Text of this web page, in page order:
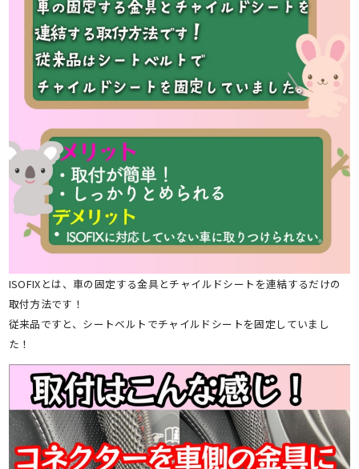
ISOFIXとは、車の固定する金具とチャイルドシートを連結するだけの
取付方法です！
従来品ですと、シートベルトでチャイルドシートを固定していまし
た！